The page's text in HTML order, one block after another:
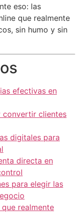
eso: las
que realmente
sin humo y sin
efectivas en
convertir clientes
digitales para
directa en
para elegir las
realmente